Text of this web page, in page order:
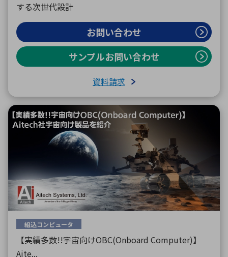
する次世代設計
お問い合わせ
サンプルお問い合わせ
資料請求
組込コンピュータ
【実績多数!!宇宙向けOBC(Onboard Computer)】
Aite...